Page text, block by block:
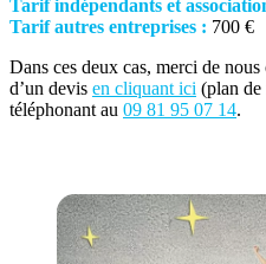
Tarif indépendants et
Tarif autres entreprises : 700 €
Dans ces deux cas, merci de
d’un devis en cliquant ici (plan
téléphonant au 09 81 95 07 14.